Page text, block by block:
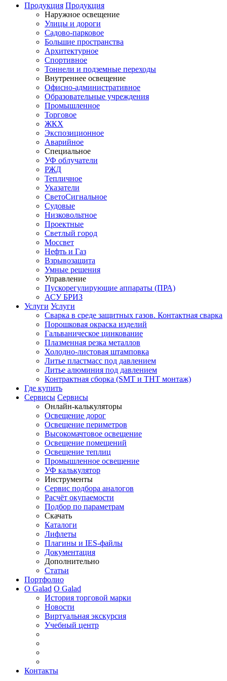
Продукция Продукция
Наружное освещение
Улицы и дороги
Садово-парковое
Большие пространства
Архитектурное
Спортивное
Тоннели и подземные переходы
Внутреннее освещение
Офисно-административное
Образовательные учреждения
Промышленное
Торговое
ЖКХ
Экспозиционное
Аварийное
Специальное
УФ облучатели
РЖД
Тепличное
Указатели
СветоСигнальное
Судовые
Низковольтное
Проектные
Светлый город
Моссвет
Нефть и Газ
Взрывозащита
Умные решения
Управление
Пускорегулирующие аппараты (ПРА)
АСУ БРИЗ
Услуги Услуги
Сварка в среде защитных газов. Контактная сварка
Порошковая окраска изделий
Гальваническое цинкование
Плазменная резка металлов
Холодно-листовая штамповка
Литье пластмасс под давлением
Литье алюминия под давлением
Контрактная сборка (SMT и THT монтаж)
Где купить
Сервисы Сервисы
Онлайн-калькуляторы
Освещение дорог
Освещение периметров
Высокомачтовое освещение
Освещение помещений
Освещение теплиц
Промышленное освещение
УФ калькулятор
Инструменты
Сервис подбора аналогов
Расчёт окупаемости
Подбор по параметрам
Скачать
Каталоги
Лифлеты
Плагины и IES-файлы
Документация
Дополнительно
Статьи
Портфолио
О Galad О Galad
История торговой марки
Новости
Виртуальная экскурсия
Учебный центр
Контакты